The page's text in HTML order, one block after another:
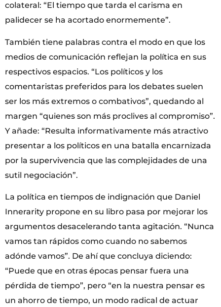
colateral: “El tiempo que tarda el carisma en
palidecer se ha acortado enormemente”.
También tiene palabras contra el modo en que los
medios de comunicación reflejan la política en sus
respectivos espacios. “Los políticos y los
comentaristas preferidos para los debates suelen
ser los más extremos o combativos”, quedando al
margen “quienes son más proclives al compromiso”.
Y añade: “Resulta informativamente más atractivo
presentar a los políticos en una batalla encarnizada
por la supervivencia que las complejidades de una
sutil negociación”.
La política en tiempos de indignación que Daniel
Innerarity propone en su libro pasa por mejorar los
argumentos desacelerando tanta agitación. “Nunca
vamos tan rápidos como cuando no sabemos
adónde vamos”. De ahí que concluya diciendo:
“Puede que en otras épocas pensar fuera una
pérdida de tiempo”, pero “en la nuestra pensar es
un ahorro de tiempo, un modo radical de actuar